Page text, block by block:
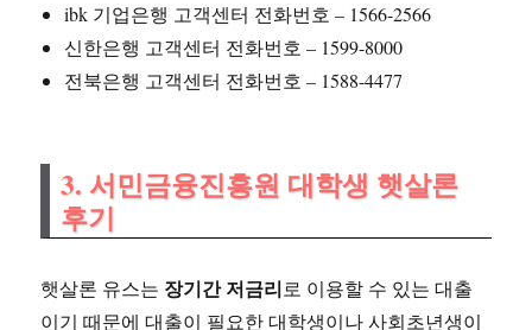
ibk 기업은행 고객센터 전화번호 – 1566-2566
신한은행 고객센터 전화번호 – 1599-8000
전북은행 고객센터 전화번호 – 1588-4477
3. 서민금융진흥원 대학생 햇살론
후기
햇살론 유스는 장기간 저금리로 이용할 수 있는 대출
이기 때문에 대출이 필요한 대학생이나 사회초년생이